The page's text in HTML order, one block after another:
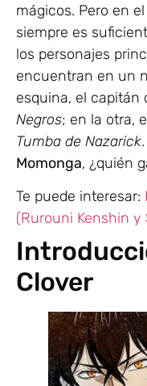
mágicos. Pero en
siempre es
los personajes
encuentran en un
esquina, el capitán
Negros; en la otra,
Tumba de Nazarick.
Momonga, ¿quién
Te puede interesar:
(Rurouni Kenshin
Clover